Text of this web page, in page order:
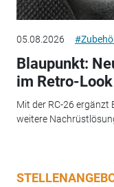
05.08.2026
Blaupunkt:
im Retro-Look
Mit der RC-26 ergänzt
weitere